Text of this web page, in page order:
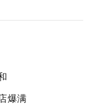
爆满